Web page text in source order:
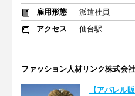
雇用形態
派遣社員
アクセス
仙台駅
ファッション人材リンク株式会
【アパレル